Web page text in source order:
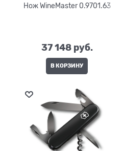
Нож WineMaster 0.9701.63
37 148 руб.
В КОРЗИНУ